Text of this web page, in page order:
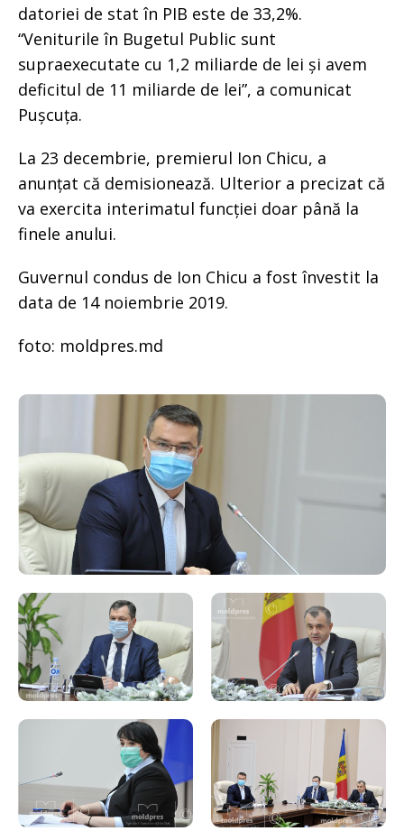
datoriei de stat în PIB este de 33,2%.
“Veniturile în Bugetul Public sunt
supraexecutate cu 1,2 miliarde de lei și avem
deficitul de 11 miliarde de lei”, a comunicat
Pușcuța.
La 23 decembrie, premierul Ion Chicu, a
anunțat că demisionează. Ulterior a precizat că
va exercita interimatul funcției doar până la
finele anului.
Guvernul condus de Ion Chicu a fost învestit la
data de 14 noiembrie 2019.
foto: moldpres.md